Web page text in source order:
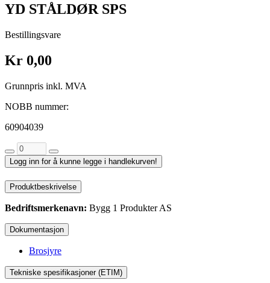
YD STÅLDØR SPS
Bestillingsvare
Kr 0,00
Grunnpris inkl. MVA
NOBB nummer:
60904039
Logg inn for å kunne legge i handlekurven!
Produktbeskrivelse
Bedriftsmerkenavn: Bygg 1 Produkter AS
Dokumentasjon
Brosjyre
Tekniske spesifikasjoner (ETIM)